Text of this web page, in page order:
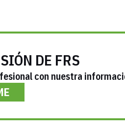
DE FRS
con nuestra